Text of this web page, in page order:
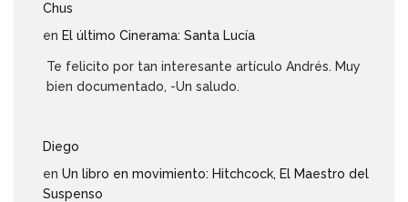
Chus
en El último Cinerama: Santa Lucía
Te felicito por tan interesante artículo Andrés. Muy
bien documentado, -Un saludo.
Diego
en Un libro en movimiento: Hitchcock, El Maestro del
Suspenso